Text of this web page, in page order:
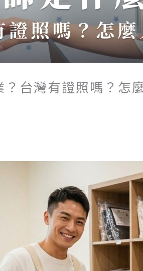
台灣有證照嗎？怎